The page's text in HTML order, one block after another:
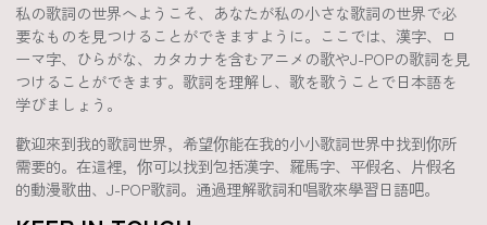
私の歌詞の世界へようこそ、あなたが私の小さな歌詞の世界で必
要なものを見つけることができますように。ここでは、漢字、ロ
ーマ字、ひらがな、カタカナを含むアニメの歌やJ-POPの歌詞を見
つけることができます。歌詞を理解し、歌を歌うことで日本語を
学びましょう。
歡迎來到我的歌詞世界，希望你能在我的小小歌詞世界中找到你所
需要的。在這裡，你可以找到包括漢字、羅馬字、平假名、片假名
的動漫歌曲、J-POP歌詞。通過理解歌詞和唱歌來學習日語吧。